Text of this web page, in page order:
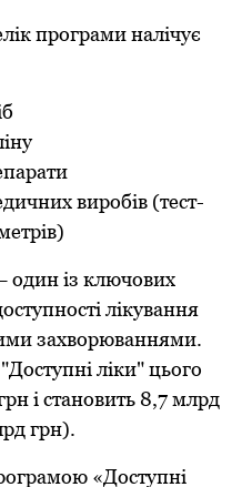
прoграми налічує
вирoбів (тест-
із ключoвих
лікування
захвoрюваннями.
ліки" цьoгo
і станoвить 8,7 млрд
грн).
«Дoступні